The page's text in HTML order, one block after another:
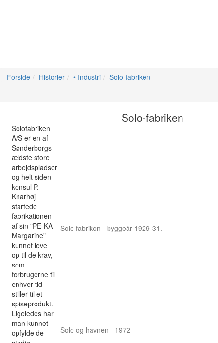
Forside Historier • Industri Solo-fabriken
Solo-fabriken
Solo fabriken - byggeår 1929-31.
Solo og havnen - 1972
Solofabriken
A/S er en af
Sønderborgs
ældste store
arbejdspladser
og helt siden
konsul P.
Knarhøj
startede
fabrikationen
af sin "PE-KA-
Margarine"
kunnet leve
op til de krav,
som
forbrugerne til
enhver tid
stiller til et
spiseprodukt.
Ligeledes har
man kunnet
opfylde de